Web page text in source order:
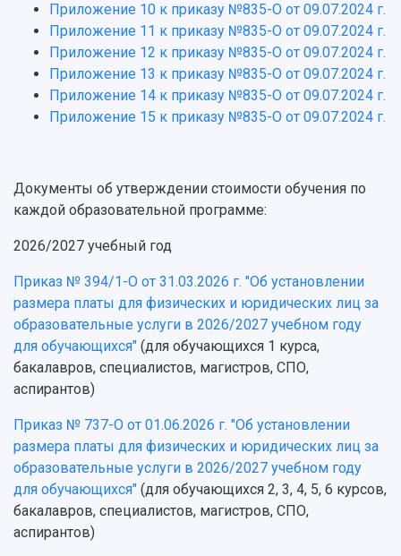
Структура университета
Институты и факультеты
Кафедры
Научные подразделения
Отделы и службы
Общественные организации
Аграрный карбоновый полигон
Архив
Фирменный стиль
Устойчивое развитие
Кампус
3D-тур по университету
Музеи
Учебный аэродром
Ботанический сад
Умный дом бабочек
Международный межвузовский кампус
Сведения об образовательной организации
Официальные документы
Просветительский проект "Одержимы
Стипендии
Тестирование иностранных граждан на
знание русского языка, истории России и
основ законодательства РФ
Платные образовательные услуги
Подготовительные курсы
Библиотека
Видеолекции
Противодействие COVID-19
Структурная схема управления научно-
исследовательской деятельностью
Материальная база
Подразделения научного обслуживания
Организационные документы
Результаты научно-исследовательской
Конкурсы научных проектов и грантов
Областной конкурс "Молодой учёный"
Отчеты о научно-исследовательской
Журналы Самарского университета
Научные конференции
Патенты
Публикации и издания
Отчеты о проведенных конференциях
Приложение 10 к приказу №835-О от 09.07.2024 г.
Приложение 11 к приказу №835-О от 09.07.2024 г.
Приложение 12 к приказу №835-О от 09.07.2024 г.
Приложение 13 к приказу №835-О от 09.07.2024 г.
Приложение 14 к приказу №835-О от 09.07.2024 г.
Приложение 15 к приказу №835-О от 09.07.2024 г.
Документы об утверждении стоимости обучения по
каждой образовательной программе:
2026/2027 учебный год
Приказ № 394/1-О от 31.03.2026 г. "Об установлении
размера платы для физических и юридических лиц за
образовательные услуги в 2026/2027 учебном году
для обучающихся" (для обучающихся 1 курса,
бакалавров, специалистов, магистров, СПО,
аспирантов)
Приказ № 737-О от 01.06.2026 г. "Об установлении
размера платы для физических и юридических лиц за
образовательные услуги в 2026/2027 учебном году
для обучающихся" (для обучающихся 2, 3, 4, 5, 6 курсов,
бакалавров, специалистов, магистров, СПО,
аспирантов)